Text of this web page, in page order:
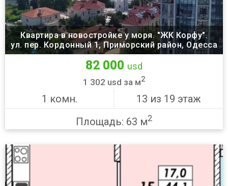
Квартира в новостройке у моря. "ЖК Корфу".
ул. пер. Кордонный 1, Приморский район, Одесса
82 000 usd
1 302 usd за м2
1 комн.
13 из 19 этаж
Площадь: 63 м2